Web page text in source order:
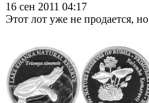
16 сен 2011 04:17
Этот лот уже не продается,